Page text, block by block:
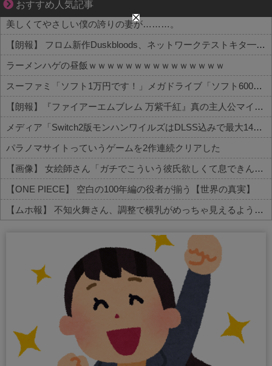
おすすめ人気記事
身近すぎる“厄介な人たち”が大集合！
美しくてやさしい僕の誇りの妻が………。
【朗報】 フロム新作Duskbloods、ネットワークテストキタ━━━━(゜∀゜)━━━━!!
ラーメンハゲの昼飯ｗｗｗｗｗｗｗｗｗｗｗｗｗｗｗ
スーファミ「ソフト1万円です！」メガドライブ「ソフト6000円です！」←これでメガドラが負けた理由
【朗報】『ファイアーエムブレム 万紫千紅』真の主人公マイユニはキャラメイクが可能
メディア「Switch2版モンハンワイルズはDLSS込みで最大1440p動作」
パラノマサイトっていうゲームを2作連続クリアした
【画像】 女絵師さん「ガチでこういう彼氏欲しくて息できん」→2000万view
【ONE PIECE】 空白の100年編の役者が揃う【世界の真実】
【ムホ報】 不知火舞さん、調整で横乳がめっちゃ見えるようになるｗｗｗ